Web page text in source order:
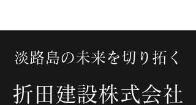
淡路島の未来を切り拓く
折田建設株式会社